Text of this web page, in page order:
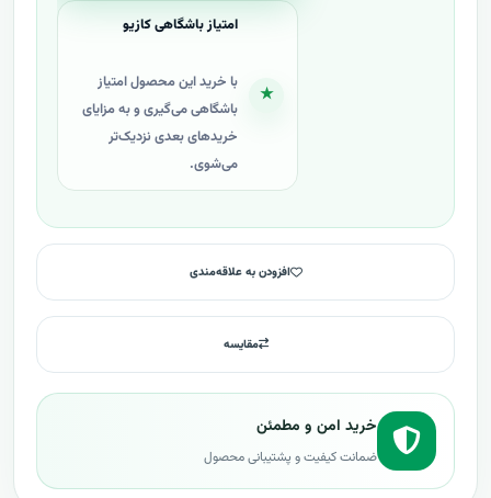
★
امتیاز باشگاهی کازیو
با خرید این محصول امتیاز
باشگاهی می‌گیری و به مزایای
خریدهای بعدی نزدیک‌تر
می‌شوی.
افزودن به علاقه‌مندی
مقایسه
خرید امن و مطمئن
ضمانت کیفیت و پشتیبانی محصول